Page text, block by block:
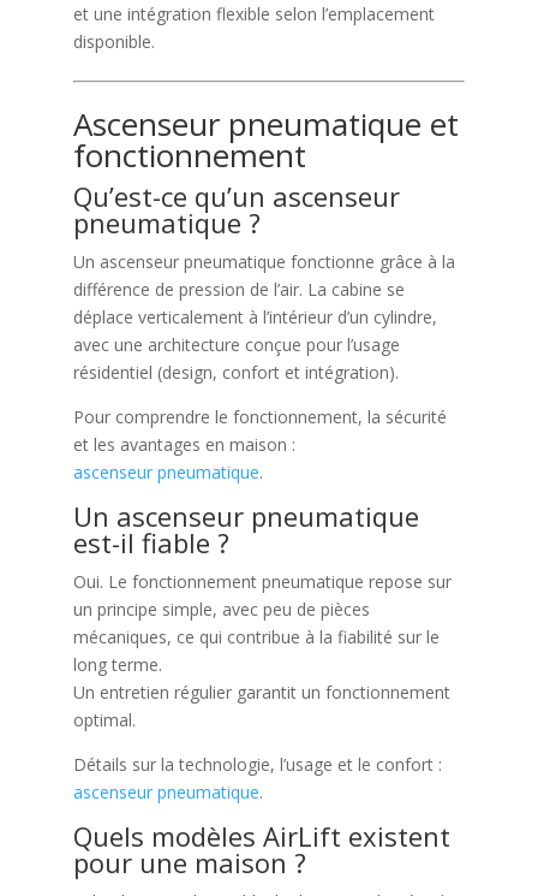
et une intégration flexible selon l’emplacement
disponible.
Ascenseur pneumatique et
fonctionnement
Qu’est-ce qu’un ascenseur
pneumatique ?
Un ascenseur pneumatique fonctionne grâce à la
différence de pression de l’air. La cabine se
déplace verticalement à l’intérieur d’un cylindre,
avec une architecture conçue pour l’usage
résidentiel (design, confort et intégration).
Pour comprendre le fonctionnement, la sécurité
et les avantages en maison :
ascenseur pneumatique.
Un ascenseur pneumatique
est-il fiable ?
Oui. Le fonctionnement pneumatique repose sur
un principe simple, avec peu de pièces
mécaniques, ce qui contribue à la fiabilité sur le
long terme.
Un entretien régulier garantit un fonctionnement
optimal.
Détails sur la technologie, l’usage et le confort :
ascenseur pneumatique.
Quels modèles AirLift existent
pour une maison ?